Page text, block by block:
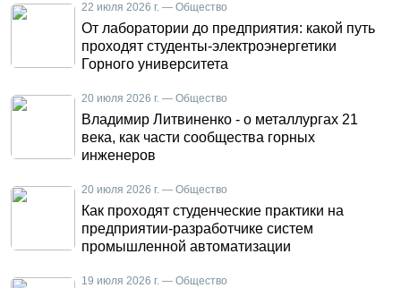
22 июля 2026 г. — Общество
От лаборатории до предприятия: какой путь
проходят студенты-электроэнергетики
Горного университета
20 июля 2026 г. — Общество
Владимир Литвиненко - о металлургах 21
века, как части сообщества горных
инженеров
20 июля 2026 г. — Общество
Как проходят студенческие практики на
предприятии-разработчике систем
промышленной автоматизации
19 июля 2026 г. — Общество